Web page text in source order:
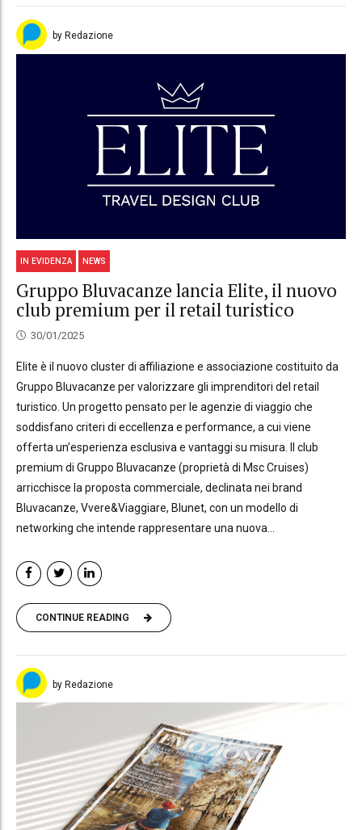
by Redazione
IN EVIDENZA NEWS
Gruppo Bluvacanze lancia Elite, il nuovo
club premium per il retail turistico
30/01/2025
Elite è il nuovo cluster di affiliazione e associazione costituito da
Gruppo Bluvacanze per valorizzare gli imprenditori del retail
turistico. Un progetto pensato per le agenzie di viaggio che
soddisfano criteri di eccellenza e performance, a cui viene
offerta un’esperienza esclusiva e vantaggi su misura. Il club
premium di Gruppo Bluvacanze (proprietà di Msc Cruises)
arricchisce la proposta commerciale, declinata nei brand
Bluvacanze, Vvere&Viaggiare, Blunet, con un modello di
networking che intende rappresentare una nuova...
CONTINUE READING
by Redazione